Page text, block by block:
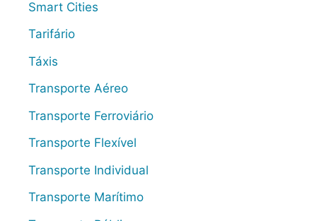
Smart Cities
Tarifário
Táxis
Transporte Aéreo
Transporte Ferroviário
Transporte Flexível
Transporte Individual
Transporte Marítimo